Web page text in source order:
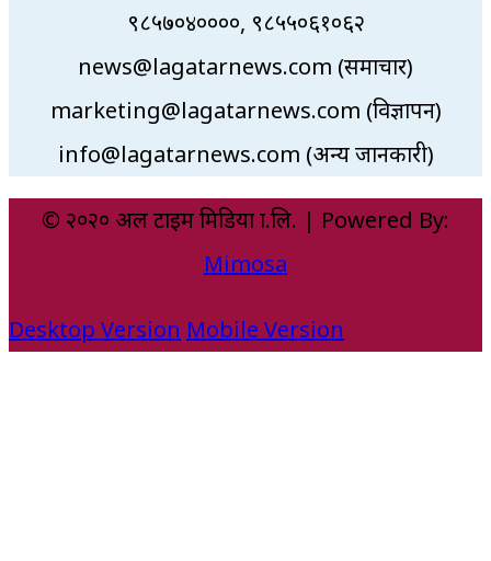
९८५७०४००००, ९८५५०६१०६२
news@lagatarnews.com (समाचार)
marketing@lagatarnews.com (विज्ञापन)
info@lagatarnews.com (अन्य जानकारी)
© २०२० अल टाइम मिडिया प्रा.लि. | Powered By:
Mimosa
Desktop Version Mobile Version